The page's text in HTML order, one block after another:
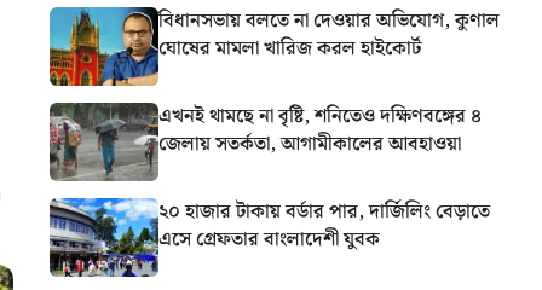
বিধানসভায় বলতে না দেওয়ার অভিযোগ, কুণাল
ঘোষের মামলা খারিজ করল হাইকোর্ট
এখনই থামছে না বৃষ্টি, শনিতেও দক্ষিণবঙ্গের ৪
জেলায় সতর্কতা, আগামীকালের আবহাওয়া
২০ হাজার টাকায় বর্ডার পার, দার্জিলিং বেড়াতে
এসে গ্রেফতার বাংলাদেশী যুবক